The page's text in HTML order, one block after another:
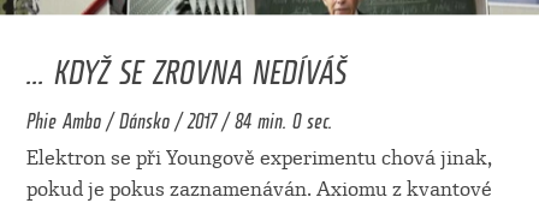
... KDYŽ SE ZROVNA NEDÍVÁŠ
Phie Ambo / Dánsko / 2017 / 84 min. 0 sec.
Elektron se při Youngově experimentu chová jinak,
pokud je pokus zaznamenáván. Axiomu z kvantové